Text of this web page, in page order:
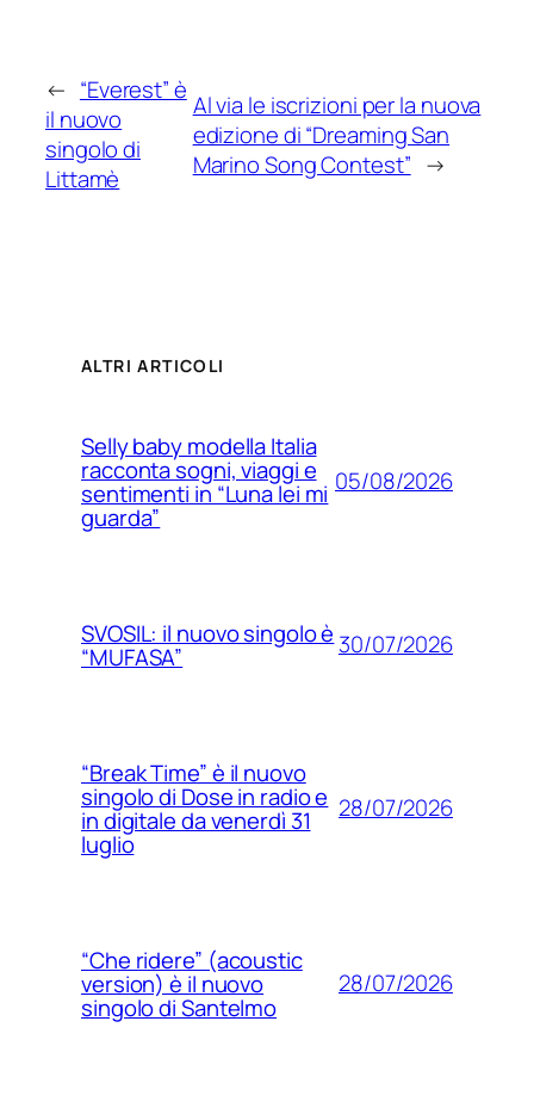
← “Everest” è
il nuovo
singolo di
Littamè
Al via le iscrizioni per la nuova
edizione di “Dreaming San
Marino Song Contest” →
ALTRI ARTICOLI
Selly baby modella Italia
racconta sogni, viaggi e
sentimenti in “Luna lei mi
guarda”
05/08/2026
SVOSIL: il nuovo singolo è
“MUFASA” 30/07/2026
“Break Time” è il nuovo
singolo di Dose in radio e
in digitale da venerdì 31
luglio
28/07/2026
“Che ridere” (acoustic
version) è il nuovo
singolo di Santelmo
28/07/2026